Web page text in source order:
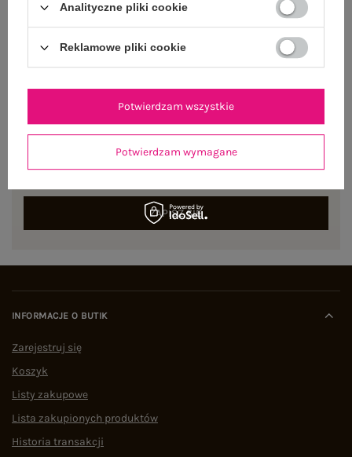
NEWSLETTER
Zapisz się do naszego newslettera i otrzymaj 15% zniżki na
pierwsze zamówienie
ZAPISZ SIĘ
INFORMACJE O BUTIK
Zarejestruj się
Koszyk
Listy zakupowe
Lista zakupionych produktów
Historia transakcji
Analityczne pliki cookie
Reklamowe pliki cookie
Potwierdzam wymagane
Potwierdzam wszystkie